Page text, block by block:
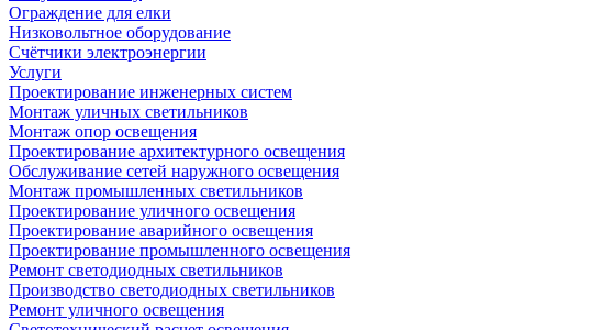
Ограждение для елки
Низковольтное оборудование
Счётчики электроэнергии
Услуги
Проектирование инженерных систем
Монтаж уличных светильников
Монтаж опор освещения
Проектирование архитектурного освещения
Обслуживание сетей наружного освещения
Монтаж промышленных светильников
Проектирование уличного освещения
Проектирование аварийного освещения
Проектирование промышленного освещения
Ремонт светодиодных светильников
Производство светодиодных светильников
Ремонт уличного освещения